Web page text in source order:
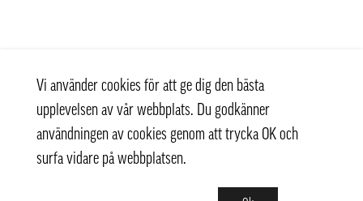
Vi använder cookies för att ge dig den bästa
upplevelsen av vår webbplats. Du godkänner
användningen av cookies genom att trycka OK och
surfa vidare på webbplatsen.